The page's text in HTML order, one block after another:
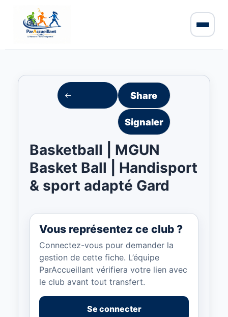
Share
Signaler
Basketball | MGUN
Basket Ball | Handisport
& sport adapté Gard
Vous représentez ce club ?
Connectez-vous pour demander la
gestion de cette fiche. L’équipe
ParAccueillant vérifiera votre lien avec
le club avant tout transfert.
Se connecter